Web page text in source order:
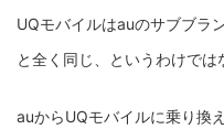
UQモバイルはauのサブブラ
と全く同じ、というわけでは
auからUQモバイルに乗り換